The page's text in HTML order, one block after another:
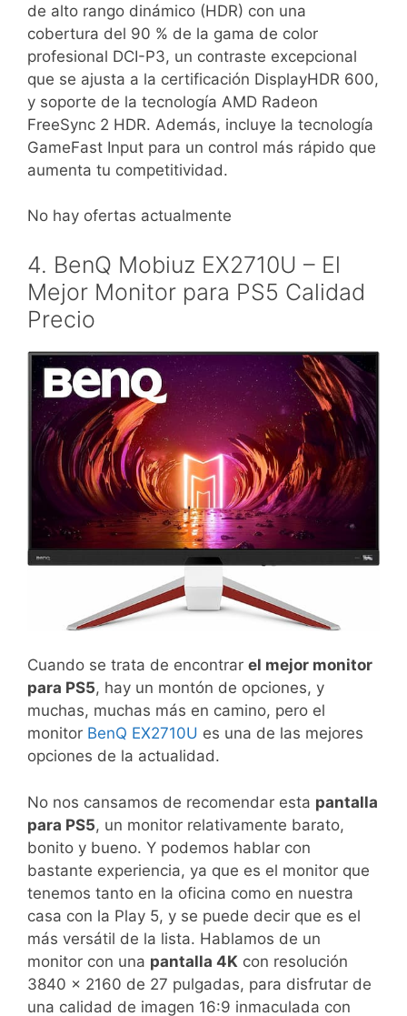
de alto rango dinámico (HDR) con una
cobertura del 90 % de la gama de color
profesional DCI-P3, un contraste excepcional
que se ajusta a la certificación DisplayHDR 600,
y soporte de la tecnología AMD Radeon
FreeSync 2 HDR. Además, incluye la tecnología
GameFast Input para un control más rápido que
aumenta tu competitividad.
No hay ofertas actualmente
4. BenQ Mobiuz EX2710U – El
Mejor Monitor para PS5 Calidad
Precio
Cuando se trata de encontrar el mejor monitor
para PS5, hay un montón de opciones, y
muchas, muchas más en camino, pero el
monitor BenQ EX2710U es una de las mejores
opciones de la actualidad.
No nos cansamos de recomendar esta pantalla
para PS5, un monitor relativamente barato,
bonito y bueno. Y podemos hablar con
bastante experiencia, ya que es el monitor que
tenemos tanto en la oficina como en nuestra
casa con la Play 5, y se puede decir que es el
más versátil de la lista. Hablamos de un
monitor con una pantalla 4K con resolución
3840 x 2160 de 27 pulgadas, para disfrutar de
una calidad de imagen 16:9 inmaculada con